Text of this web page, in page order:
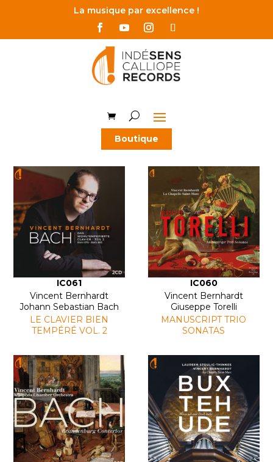
La musique par excellence !
Boutique
IC061
Vincent Bernhardt
Johann Sebastian Bach
LE CLAVIER BIEN
TEMPÉRÉ VOL. 2
IC060
Vincent Bernhardt
Giuseppe Torelli
MANUSCRIPT TRIO
SONATAS